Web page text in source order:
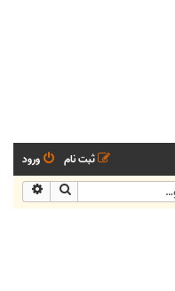
ورود
ثبت نام
جستجو